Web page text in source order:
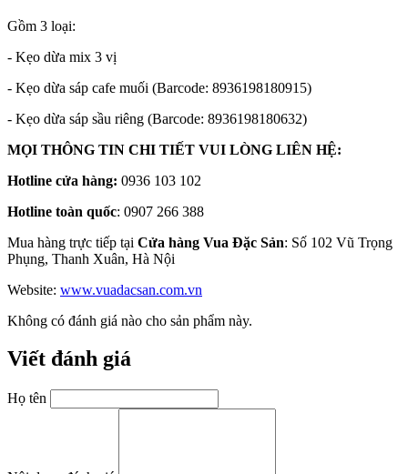
Gồm 3 loại:
- Kẹo dừa mix 3 vị
- Kẹo dừa sáp cafe muối (Barcode: 8936198180915)
- Kẹo dừa sáp sầu riêng (Barcode: 8936198180632)
MỌI THÔNG TIN CHI TIẾT VUI LÒNG LIÊN HỆ:
Hotline cửa hàng: 0936 103 102
Hotline toàn quốc: 0907 266 388
Mua hàng trực tiếp tại Cửa hàng Vua Đặc Sản: Số 102 Vũ Trọng
Phụng, Thanh Xuân, Hà Nội
Website: www.vuadacsan.com.vn
Không có đánh giá nào cho sản phẩm này.
Viết đánh giá
Họ tên